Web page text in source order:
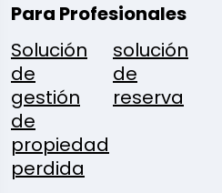
Para Profesionales
Solución
de
gestión
de
propiedad
perdida
solución
de
reserva